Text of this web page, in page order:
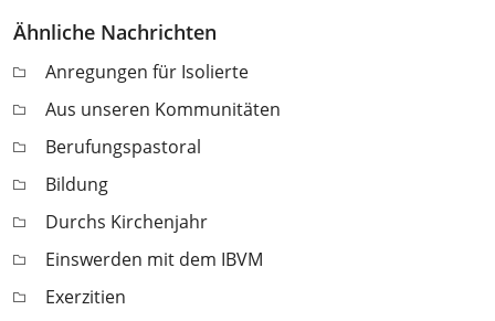
Ähnliche Nachrichten
Anregungen für Isolierte
Aus unseren Kommunitäten
Berufungspastoral
Bildung
Durchs Kirchenjahr
Einswerden mit dem IBVM
Exerzitien